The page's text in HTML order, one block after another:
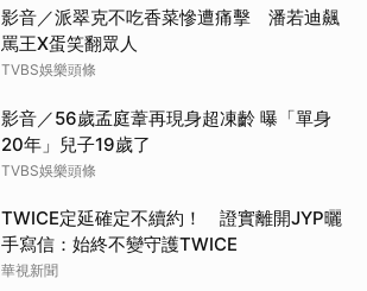
影音／派翠克不吃香菜慘遭痛擊 潘若迪飆
罵王X蛋笑翻眾人
TVBS娛樂頭條
影音／56歲孟庭葦再現身超凍齡 曝「單身
20年」兒子19歲了
TVBS娛樂頭條
TWICE定延確定不續約！ 證實離開JYP曬
手寫信：始終不變守護TWICE
華視新聞